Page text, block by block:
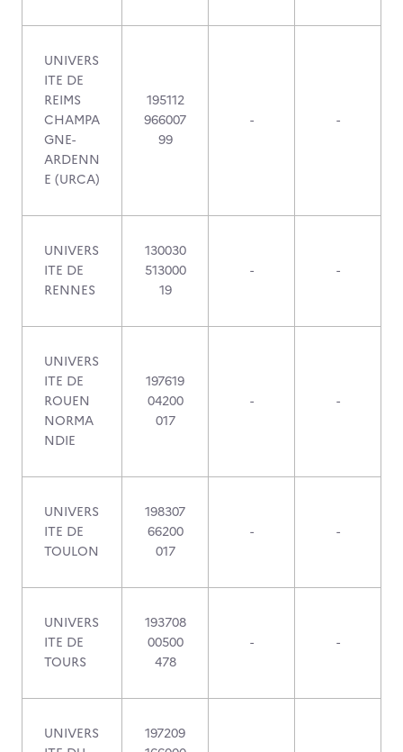
UNIVERS
ITE DE
REIMS
CHAMPA
GNE-
ARDENN
E (URCA)
195112
966007
99
- -
UNIVERS
ITE DE
RENNES
130030
513000
19
- -
UNIVERS
ITE DE
ROUEN
NORMA
NDIE
197619
04200
017
- -
UNIVERS
ITE DE
TOULON
198307
66200
017
- -
UNIVERS
ITE DE
TOURS
193708
00500
478
- -
UNIVERS
197209